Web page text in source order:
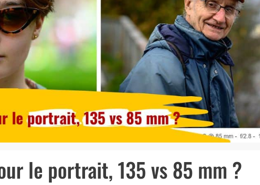
le portrait, 135 vs 85 mm ?